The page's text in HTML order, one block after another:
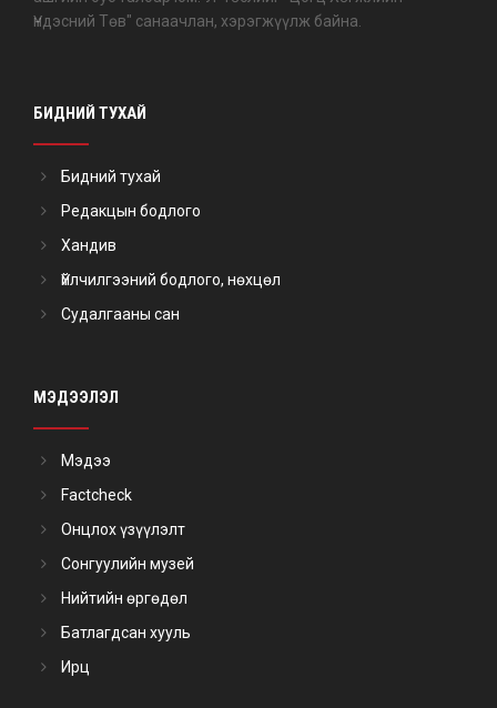
Үндэсний Төв" санаачлан, хэрэгжүүлж байна.
БИДНИЙ ТУХАЙ
Бидний тухай
Редакцын бодлого
Хандив
Үйлчилгээний бодлого, нөхцөл
Судалгааны сан
МЭДЭЭЛЭЛ
Мэдээ
Factcheck
Онцлох үзүүлэлт
Сонгуулийн музей
Нийтийн өргөдөл
Батлагдсан хууль
Ирц